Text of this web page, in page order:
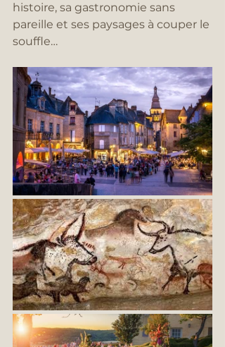
histoire, sa gastronomie sans
pareille et ses paysages à couper le
souffle…